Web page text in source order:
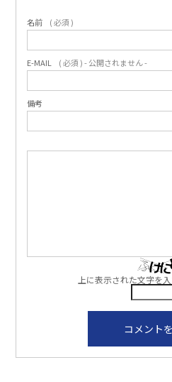
名前 ( 必須 )
E-MAIL ( 必須 ) - 公開されません -
備考
上に表示された文字を